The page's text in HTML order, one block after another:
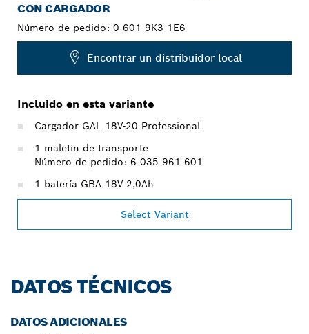
CON CARGADOR
Número de pedido: 0 601 9K3 1E6
Encontrar un distribuidor local
Incluido en esta variante
Cargador GAL 18V-20 Professional
1 maletín de transporte
Número de pedido: 6 035 961 601
1 batería GBA 18V 2,0Ah
Select Variant
DATOS TÉCNICOS
DATOS ADICIONALES